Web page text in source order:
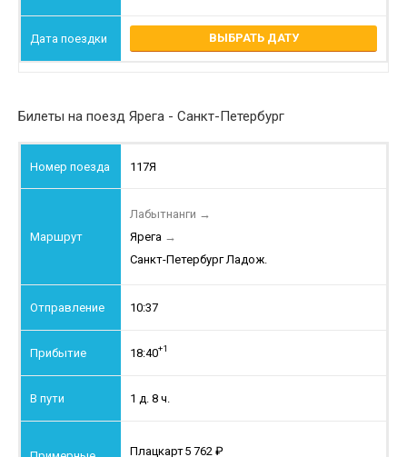
ВЫБРАТЬ ДАТУ
Билеты на поезд Ярега - Санкт-Петербург
117Я
Лабытнанги →
Ярега →
Санкт-Петербург Ладож.
10:37
18:40+1
1 д. 8 ч.
Плацкарт5 762